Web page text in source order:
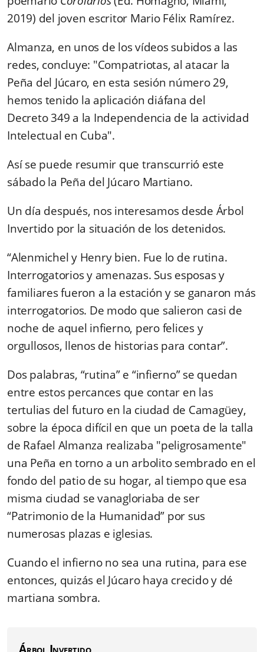
2019) del joven escritor Mario Félix Ramírez.
Almanza, en unos de los vídeos subidos a las
redes, concluye: "Compatriotas, al atacar la
Peña del Júcaro, en esta sesión número 29,
hemos tenido la aplicación diáfana del
Decreto 349 a la Independencia de la actividad
Intelectual en Cuba".
Así se puede resumir que transcurrió este
sábado la Peña del Júcaro Martiano.
Un día después, nos interesamos desde Árbol
Invertido por la situación de los detenidos.
“Alenmichel y Henry bien. Fue lo de rutina.
Interrogatorios y amenazas. Sus esposas y
familiares fueron a la estación y se ganaron más
interrogatorios. De modo que salieron casi de
noche de aquel infierno, pero felices y
orgullosos, llenos de historias para contar”.
Dos palabras, “rutina” e “infierno” se quedan
entre estos percances que contar en las
tertulias del futuro en la ciudad de Camagüey,
sobre la época difícil en que un poeta de la talla
de Rafael Almanza realizaba "peligrosamente"
una Peña en torno a un arbolito sembrado en el
fondo del patio de su hogar, al tiempo que esa
misma ciudad se vanagloriaba de ser
“Patrimonio de la Humanidad” por sus
numerosas plazas e iglesias.
Cuando el infierno no sea una rutina, para ese
entonces, quizás el Júcaro haya crecido y dé
martiana sombra.